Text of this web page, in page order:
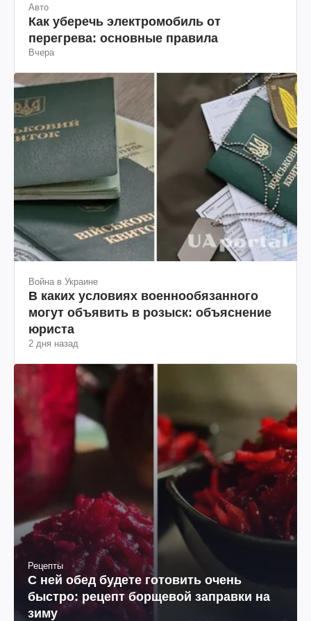
Авто
Как уберечь электромобиль от
перегрева: основные правила
Вчера
Война в Украине
В каких условиях военнообязанного
могут объявить в розыск: объяснение
юриста
2 дня назад
Рецепты
С ней обед будете готовить очень
быстро: рецепт борщевой заправки на
зиму